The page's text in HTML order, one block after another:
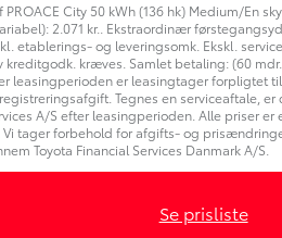
PROACE City 50 kWh (136 hk) Medium/En
2.071 kr.. Ekstraordinær
etablerings- og leveringsomk. Ekskl.
kreditgodk. kræves. Samlet betaling: (60
leasingperioden er leasingtager forpligtet
Tegnes en serviceaftale,
A/S efter leasingperioden. Alle priser
tager forbehold for afgifts- og
Toyota Financial Services Danmark A/S.
Se prisliste